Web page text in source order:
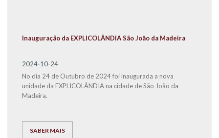
Inauguração da EXPLICOLÂNDIA São João da Madeira
2024-10-24
No dia 24 de Outubro de 2024 foi inaugurada a nova
unidade da EXPLICOLÂNDIA na cidade de São João da
Madeira.
SABER MAIS